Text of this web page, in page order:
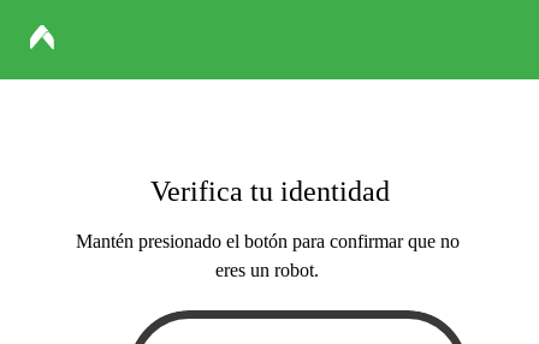
Verifica tu identidad
Mantén presionado el botón para confirmar que no
eres un robot.